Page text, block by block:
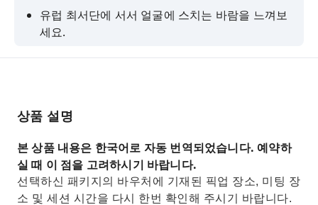
유럽 ​​최서단에 서서 얼굴에 스치는 바람을 느껴보
세요.
버킷리스트 중 하나였던 툭툭 타기를 하며 카스카
색상의 탑들을 감상하세요.
역사에 대해 자세히 알아보세요.
카이트서퍼들에게 가장 인기 있는 해변 중 하나인
Praia do Guincho를 방문하세요.
상품 설명
본 상품 내용은 한국어로 자동 번역되었습니다. 예약하
실 때 이 점을 고려하시기 바랍니다.
선택하신 패키지의 바우처에 기재된 픽업 장소, 미팅 장
소 및 세션 시간을 다시 한번 확인해 주시기 바랍니다.